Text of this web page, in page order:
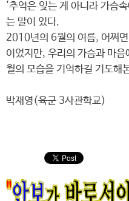
'추억은 잊는 게 아니라 가슴
는 말이 있다.
2010년의 6월의 여름, 어쩌
이었지만, 우리의 가슴과 마
월의 모습을 기억하길 기도
박재영(육군 3사관학교)